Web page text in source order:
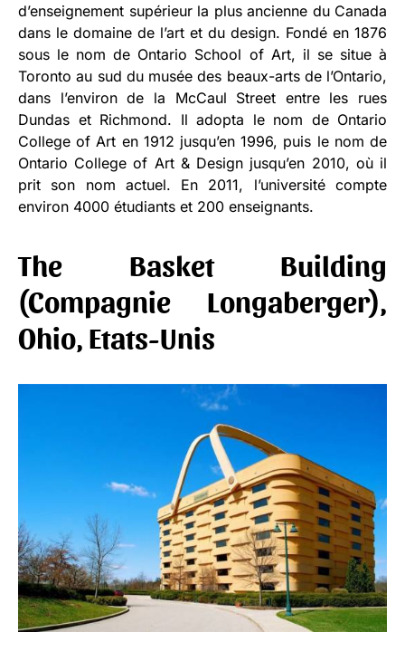
d’enseignement supérieur la plus ancienne du Canada
dans le domaine de l’art et du design. Fondé en 1876
sous le nom de Ontario School of Art, il se situe à
Toronto au sud du musée des beaux-arts de l’Ontario,
dans l’environ de la McCaul Street entre les rues
Dundas et Richmond. Il adopta le nom de Ontario
College of Art en 1912 jusqu’en 1996, puis le nom de
Ontario College of Art & Design jusqu’en 2010, où il
prit son nom actuel. En 2011, l’université compte
environ 4000 étudiants et 200 enseignants.
The Basket Building
(Compagnie Longaberger),
Ohio, Etats-Unis